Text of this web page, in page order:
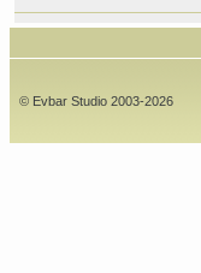
© Evbar Studio 2003-2026